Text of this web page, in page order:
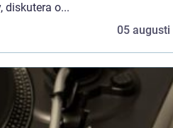
diskutera o...
05 augusti